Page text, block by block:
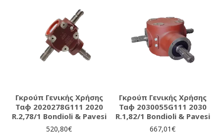
Γκρούπ Γενικής Χρήσης
Ταφ 2020278G111 2020
R.2,78/1 Bondioli & Pavesi
520,80€
Γκρούπ Γενικής Χρήσης
Ταφ 2030055G111 2030
R.1,82/1 Bondioli & Pavesi
667,01€